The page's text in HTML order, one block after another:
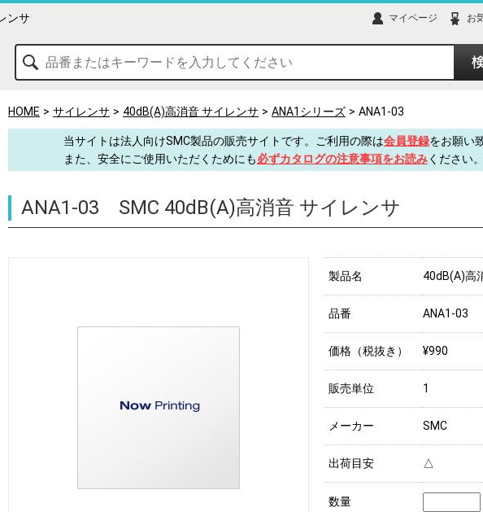
ンサ マイページ お
HOME サイレンサ 40dB(A)高消音 サイレンサ ANA1シリーズ ANA1-03
当サイトは法人向けSMC製品の販売サイトです。ご利用の際は会員登録をお願い
また、安全にご使用いただくためにも必ずカタログの注意事項をお読みください。
ANA1-03 SMC 40dB(A)高消音 サイレンサ
製品名 40dB(A)高
品番 ANA1-03
価格（税抜き） ¥990
販売単位 1
メーカー SMC
出荷目安 △
数量